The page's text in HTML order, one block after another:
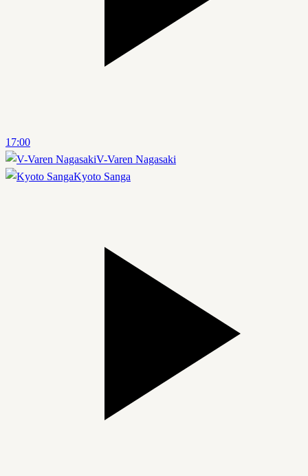
17:00
V-Varen Nagasaki
Kyoto Sanga